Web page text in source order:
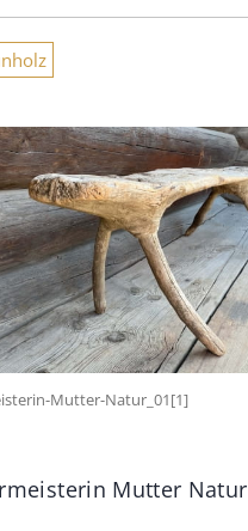
Mutter-Natur_01[1]
Mutter Natur